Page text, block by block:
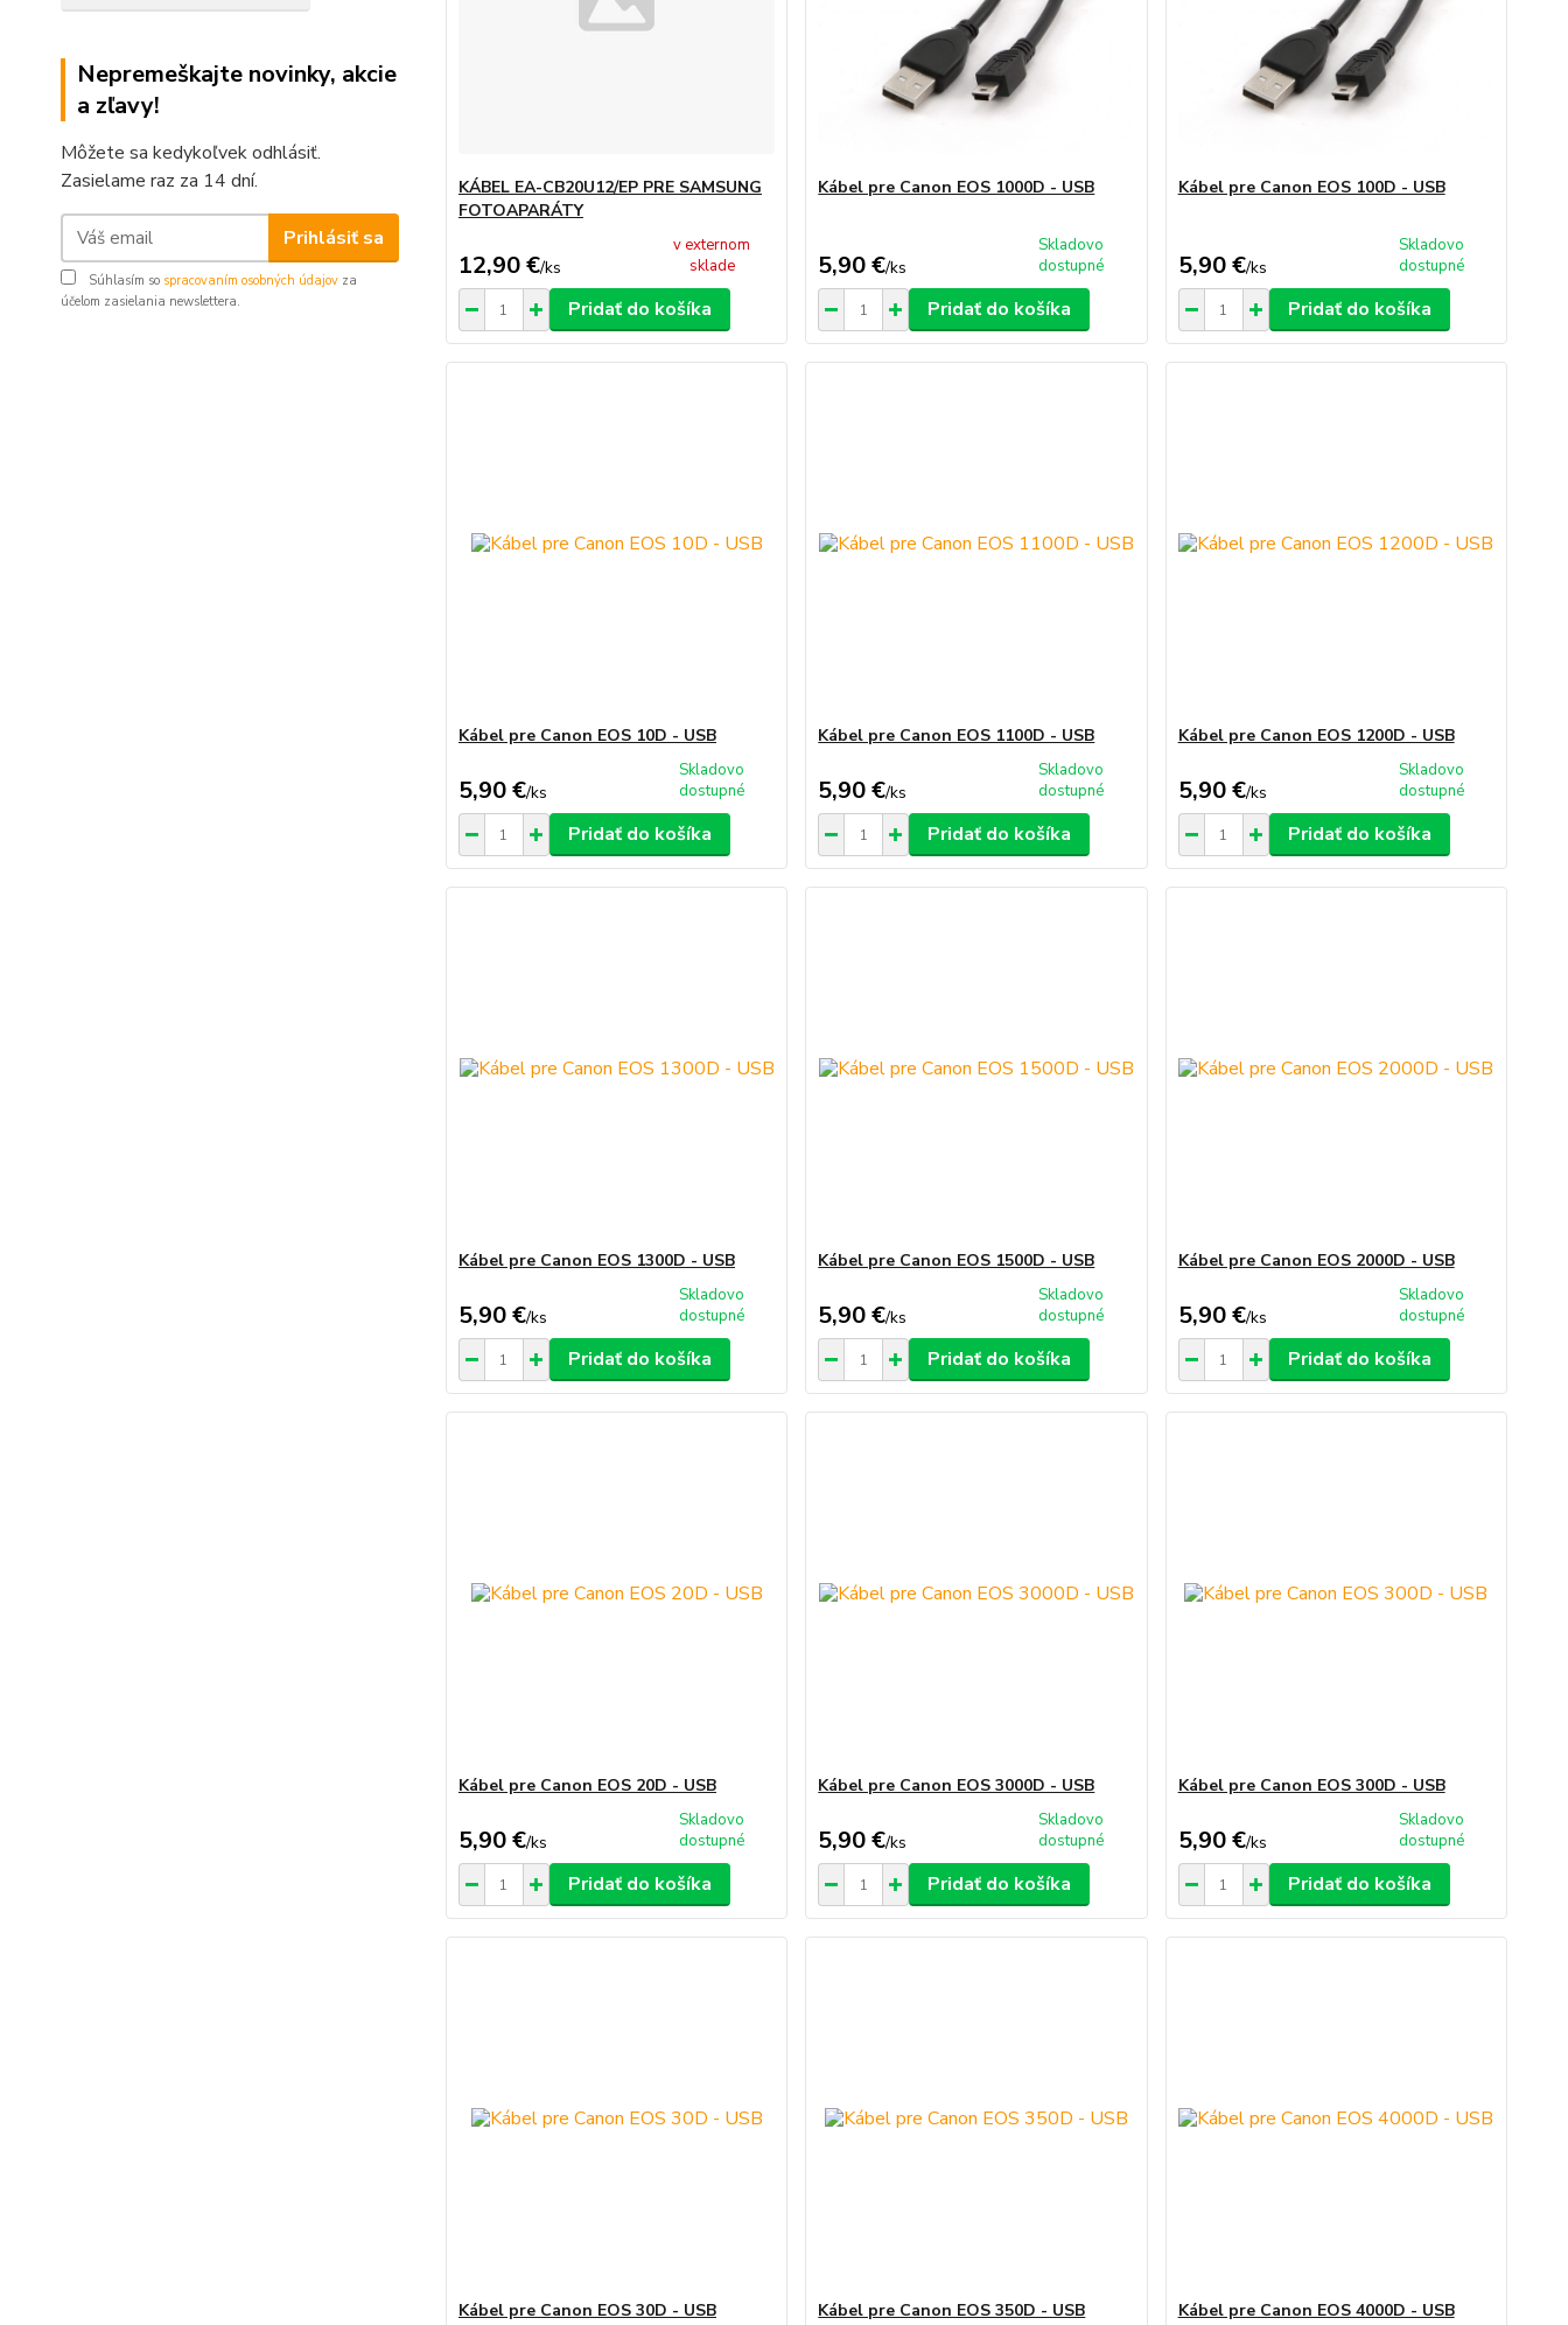
Nepremeškajte novinky, akcie
a zľavy!
Môžete sa kedykoľvek odhlásiť.
Zasielame raz za 14 dní.
Prihlásiť sa
Súhlasím so spracovaním osobných údajov za
účelom zasielania newslettera.
KÁBEL EA-CB20U12/EP PRE SAMSUNG
FOTOAPARÁTY
12,90 €/ks
v externom
sklade
Pridať do košíka
Kábel pre Canon EOS 1000D - USB
5,90 €/ks
Skladovo
dostupné
Pridať do košíka
Kábel pre Canon EOS 100D - USB
5,90 €/ks
Skladovo
dostupné
Pridať do košíka
Kábel pre Canon EOS 10D - USB
5,90 €/ks
Skladovo
dostupné
Pridať do košíka
Kábel pre Canon EOS 1100D - USB
5,90 €/ks
Skladovo
dostupné
Pridať do košíka
Kábel pre Canon EOS 1200D - USB
5,90 €/ks
Skladovo
dostupné
Pridať do košíka
Kábel pre Canon EOS 1300D - USB
5,90 €/ks
Skladovo
dostupné
Pridať do košíka
Kábel pre Canon EOS 1500D - USB
5,90 €/ks
Skladovo
dostupné
Pridať do košíka
Kábel pre Canon EOS 2000D - USB
5,90 €/ks
Skladovo
dostupné
Pridať do košíka
Kábel pre Canon EOS 20D - USB
5,90 €/ks
Skladovo
dostupné
Pridať do košíka
Kábel pre Canon EOS 3000D - USB
5,90 €/ks
Skladovo
dostupné
Pridať do košíka
Kábel pre Canon EOS 300D - USB
5,90 €/ks
Skladovo
dostupné
Pridať do košíka
Kábel pre Canon EOS 30D - USB Kábel pre Canon EOS 350D - USB Kábel pre Canon EOS 4000D - USB